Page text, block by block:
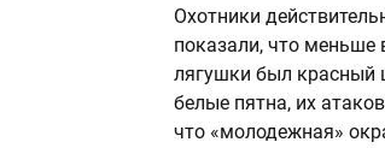
Охотники
показали, что
лягушки был красный
белые пятна, их
что «молодежная»